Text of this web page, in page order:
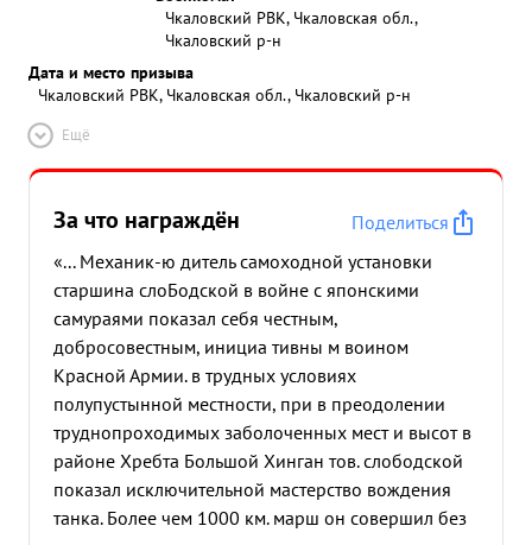
Чкаловский РВК, Чкаловская обл.,
Чкаловский р-н
Дата и место призыва
Чкаловский РВК, Чкаловская обл., Чкаловский р-н
Ещё
За что награждён
Поделиться
«... Механик-ю дитель самоходной установки
старшина слоБодской в войне с японскими
самураями показал себя честным,
добросовестным, инициа тивны м воином
Красной Армии. в трудных условиях
полупустынной местности, при в преодолении
труднопроходимых заболоченных мест и высот в
районе Хребта Большой Хинган тов. слободской
показал исключительной мастерство вождения
танка. Более чем 1000 км. марш он совершил без